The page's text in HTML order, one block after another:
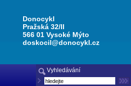
Donocykl
Pražská 32/II
566 01 Vysoké Mýto
doskocil@donocykl.cz
Vyhledávání